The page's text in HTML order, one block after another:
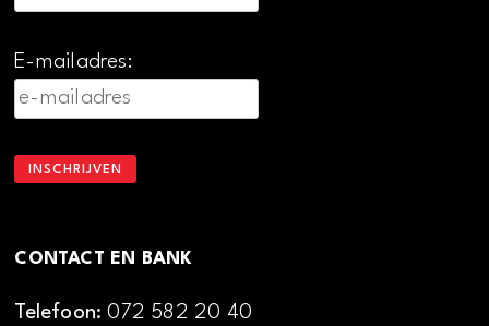
E-mailadres:
CONTACT EN BANK
Telefoon:072 582 20 40